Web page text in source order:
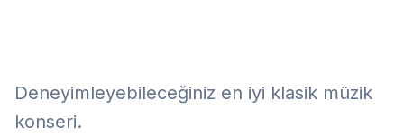
Deneyimleyebileceğiniz en iyi klasik müzik
konseri.